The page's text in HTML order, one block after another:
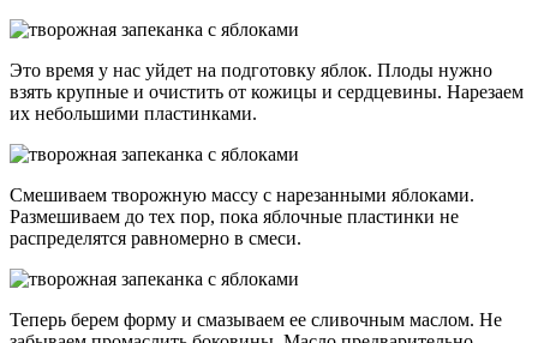
Это время у нас уйдет на подготовку яблок. Плоды нужно
взять крупные и очистить от кожицы и сердцевины. Нарезаем
их небольшими пластинками.
Смешиваем творожную массу с нарезанными яблоками.
Размешиваем до тех пор, пока яблочные пластинки не
распределятся равномерно в смеси.
Теперь берем форму и смазываем ее сливочным маслом. Не